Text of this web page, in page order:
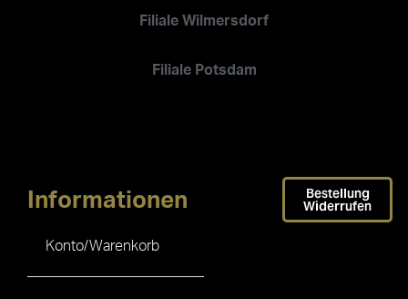
Filiale Wilmersdorf
Filiale Potsdam
Informationen
Konto/Warenkorb
Bestellung
Widerrufen